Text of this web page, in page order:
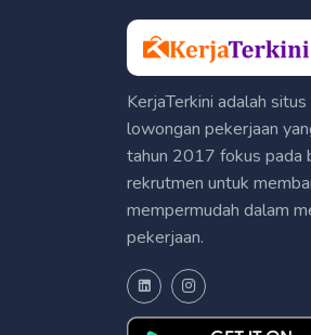
KerjaTerkini adalah situs
lowongan pekerjaan
tahun 2017 fokus pada
rekrutmen untuk
mempermudah dalam
pekerjaan.